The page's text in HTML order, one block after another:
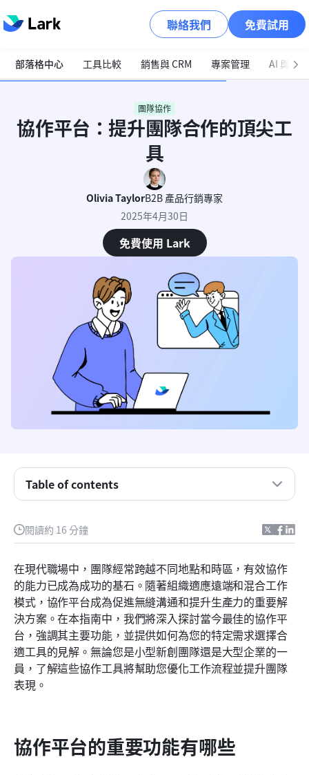
聯絡我們 免費試用
部落格中心 工具比較 銷售與 CRM 專案管理 AI 與自
團隊協作
協作平台：提升團隊合作的頂尖工
具
Olivia TaylorB2B 產品行銷專家
2025年4月30日
免費使用 Lark
閱讀約 16 分鐘
在現代職場中，團隊經常跨越不同地點和時區，有效協作
的能力已成為成功的基石。隨著組織適應遠端和混合工作
模式，協作平台成為促進無縫溝通和提升生產力的重要解
決方案。在本指南中，我們將深入探討當今最佳的協作平
台，強調其主要功能，並提供如何為您的特定需求選擇合
適工具的見解。無論您是小型新創團隊還是大型企業的一
員，了解這些協作工具將幫助您優化工作流程並提升團隊
表現。
協作平台的重要功能有哪些
Table of contents
協作平台的重要功能有哪些
推薦的協作平台
如何選擇最佳團隊協作工具
結論
相關閱讀